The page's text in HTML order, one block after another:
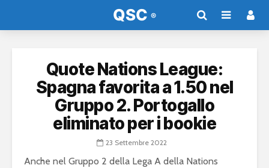
Quote Nations League:
Spagna favorita a 1.50 nel
Gruppo 2. Portogallo
eliminato per i bookie
23 Settembre 2022
Anche nel Gruppo 2 della Lega A della Nations